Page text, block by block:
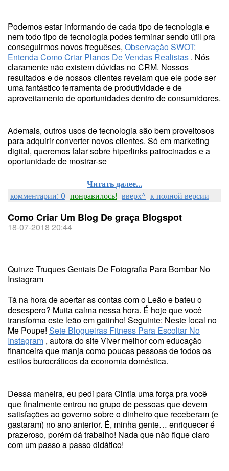
Podemos estar informando de cada tipo de tecnologia e
nem todo tipo de tecnologia podes terminar sendo útil pra
conseguirmos novos freguêses, Observação SWOT:
Entenda Como Criar Planos De Vendas Realistas . Nós
claramente não existem dúvidas no CRM. Nossos
resultados e de nossos clientes revelam que ele pode ser
uma fantástico ferramenta de produtividade e de
aproveitamento de oportunidades dentro de consumidores.
Ademais, outros usos de tecnologia são bem proveitosos
para adquirir converter novos clientes. Só em marketing
digital, queremos falar sobre hiperlinks patrocinados e a
oportunidade de mostrar-se
Читать далее...
комментарии: 0 понравилось! вверх^ к полной версии
Como Criar Um Blog De graça Blogspot
18-07-2018 20:44
Quinze Truques Geniais De Fotografia Para Bombar No
Instagram
Tá na hora de acertar as contas com o Leão e bateu o
desespero? Muita calma nessa hora. É hoje que você
transforma este leão em gatinho! Seguinte: Neste local no
Me Poupe! Sete Blogueiras Fitness Para Escoltar No
Instagram , autora do site Viver melhor com educação
financeira que manja como poucas pessoas de todos os
estilos burocráticos da economia doméstica.
Dessa maneira, eu pedi para Cintia uma força pra você
que finalmente entrou no grupo de pessoas que devem
satisfações ao governo sobre o dinheiro que receberam (e
gastaram) no ano anterior. É, minha gente… enriquecer é
prazeroso, porém dá trabalho! Nada que não fique claro
com um passo a passo didático!